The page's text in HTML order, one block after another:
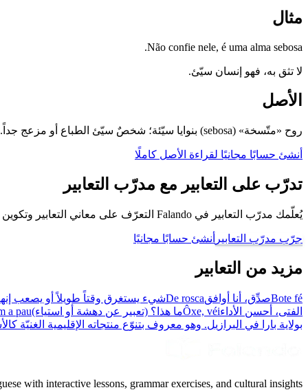
مثال
Não confie nele, é uma alma sebosa.
لا تثق به، فهو إنسان سيّئ.
الأصل
روح «متّسخة» (sebosa) بنوايا سيّئة؛ شخصٌ سيّئ الطباع أو مزعج جداً.
أنشئ حسابًا مجانيًا لقراءة الأصل كاملًا
تدرّب على التعابير مع مدرّب التعابير
يُعلّمك مدرّب التعابير في Falando التعرّف على معاني التعابير وتكوين جُمل باستخدامها، كي تتحدّث كبرازيلي.
جرّب مدرّب التعابير أنشئ حسابًا مجانيًا
مزيد من التعابير
Bote féصدِّق، أنا أوافقDe roscaشيء يستغرق وقتاً طويلاً أو يصعب
الفتى، أحسن الأداءÔxe, véiما هذا؟ (تعبير عن دهشة أو استياء)a pau
بولاية بارا في البرازيل. وهو معروف بتنوّع منتجاته الإقليمية الغنيّة
with interactive lessons, grammar exercises, and cultural insights.